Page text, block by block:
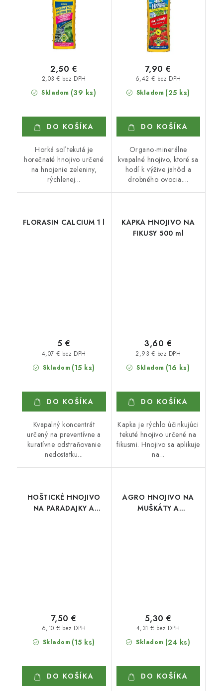
Skladom (39 ks)
2,03 € bez DPH
2,50 €
DO KOŠÍKA
Horká soľ tekutá je
horečnaté hnojivo určené
na hnojenie zeleniny,
rýchlenej...
Skladom (25 ks)
6,42 € bez DPH
7,90 €
DO KOŠÍKA
Organo-minerálne
kvapalné hnojivo, ktoré sa
hodí k výžive jahôd a
drobného ovocia....
FLORASIN CALCIUM 1 l
Skladom (15 ks)
4,07 € bez DPH
5 €
DO KOŠÍKA
Kvapalný koncentrát
určený na preventívne a
kuratívne odstraňovanie
nedostatku...
KAPKA HNOJIVO NA
FIKUSY 500 ml
Skladom (16 ks)
2,93 € bez DPH
3,60 €
DO KOŠÍKA
Kapka je rýchlo účinkujúci
tekuté hnojivo určené na
fikusmi. Hnojivo sa aplikuje
na...
HOŠTICKÉ HNOJIVO
NA PARADAJKY A
Skladom (15 ks)
6,10 € bez DPH
7,50 €
DO KOŠÍKA
AGRO HNOJIVO NA
MUŠKÁTY A
Skladom (24 ks)
4,31 € bez DPH
5,30 €
DO KOŠÍKA